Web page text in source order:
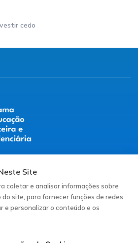
cedo
Site
coletar e analisar informações sobre
do site, para fornecer funções de redes
e personalizar o conteúdo e os